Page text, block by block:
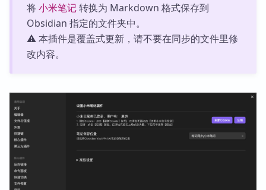
将小米笔记转换为 Markdown 格式保存到
Obsidian 指定的文件夹中。
⚠️ 本插件是覆盖式更新，请不要在同步的文件里修
改内容。